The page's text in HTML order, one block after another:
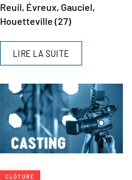
Reuil, Évreux, Gauciel,
Houetteville (27)
LIRE LA SUITE
CLÔTURÉ